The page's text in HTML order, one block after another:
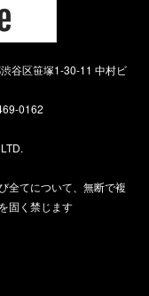
谷区笹塚1-30-11 中村ビ
0162
全てについて、無断で複
固く禁じます